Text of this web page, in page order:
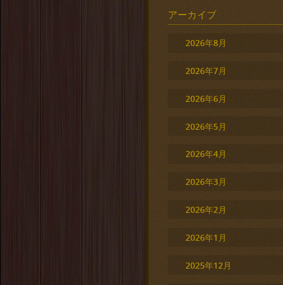
アーカイブ
2026年8月
2026年7月
2026年6月
2026年5月
2026年4月
2026年3月
2026年2月
2026年1月
2025年12月